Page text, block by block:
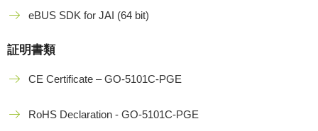
eBUS SDK for JAI (64 bit)
証明書類
CE Certificate – GO-5101C-PGE
RoHS Declaration - GO-5101C-PGE